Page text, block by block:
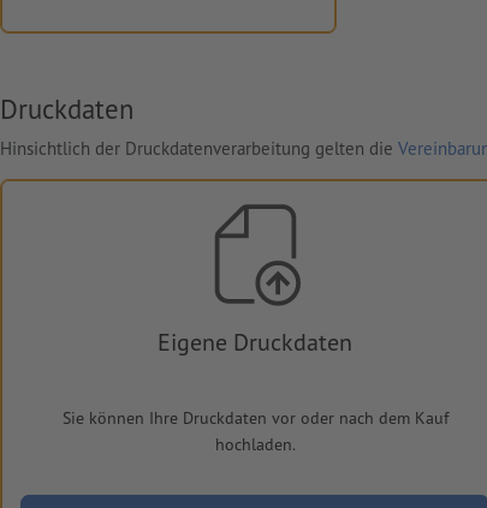
Druckdaten
Hinsichtlich der Druckdatenverarbeitung gelten die
Eigene Druckdaten
Sie können Ihre Druckdaten vor oder nach dem Kauf
hochladen.